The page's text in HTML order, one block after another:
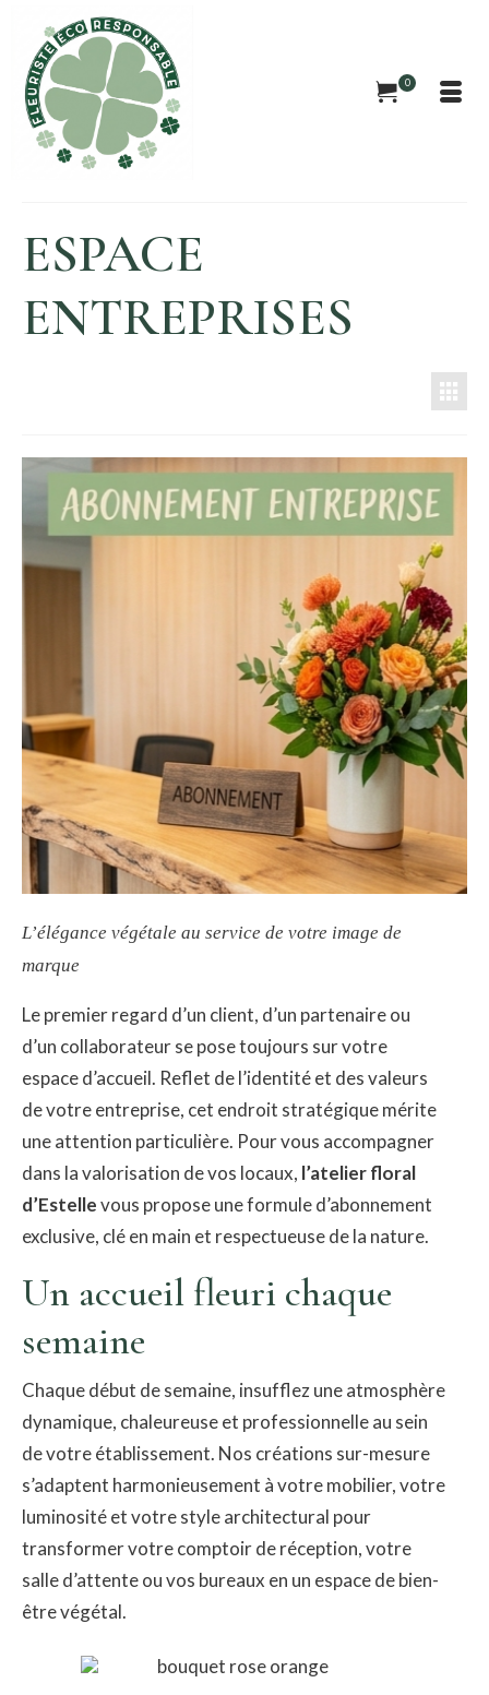
0
ESPACE
ENTREPRISES
L’élégance végétale au service de votre image de
marque
​Le premier regard d’un client, d’un partenaire ou
d’un collaborateur se pose toujours sur votre
espace d’accueil. Reflet de l’identité et des valeurs
de votre entreprise, cet endroit stratégique mérite
une attention particulière. Pour vous accompagner
dans la valorisation de vos locaux, l’atelier floral
d’Estellevous propose une formule d’abonnement
exclusive, clé en main et respectueuse de la nature.
​Un accueil fleuri chaque
semaine
​Chaque début de semaine, insufflez une atmosphère
dynamique, chaleureuse et professionnelle au sein
de votre établissement. Nos créations sur-mesure
s’adaptent harmonieusement à votre mobilier, votre
luminosité et votre style architectural pour
transformer votre comptoir de réception, votre
salle d’attente ou vos bureaux en un espace de bien-
être végétal.